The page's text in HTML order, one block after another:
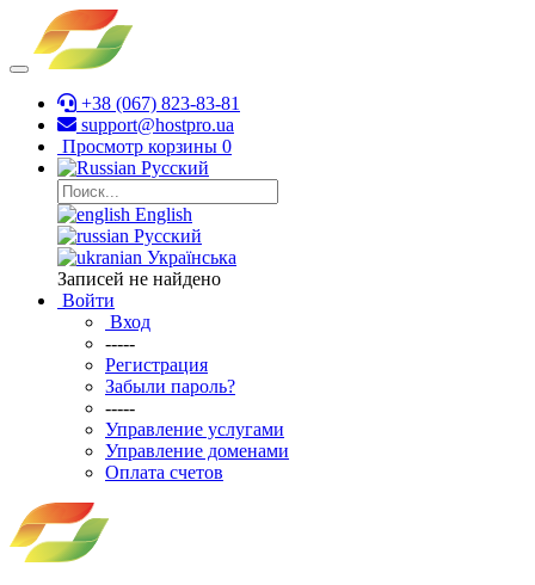
+38 (067) 823-83-81
support@hostpro.ua
Просмотр корзины 0
Русский
English
Русский
Українська
Записей не найдено
Войти
Вход
-----
Регистрация
Забыли пароль?
-----
Управление услугами
Управление доменами
Оплата счетов